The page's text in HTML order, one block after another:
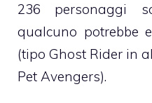
236 personaggi
qualcuno potrebbe
(tipo Ghost Rider in
Pet Avengers).